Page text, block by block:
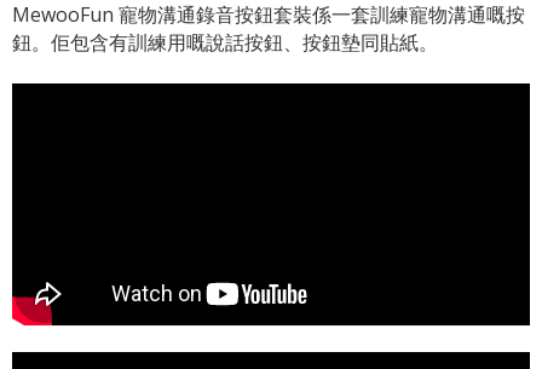
MewooFun 寵物溝通錄音按鈕套裝係一套訓練寵物溝通嘅按
鈕。佢包含有訓練用嘅說話按鈕、按鈕墊同貼紙。